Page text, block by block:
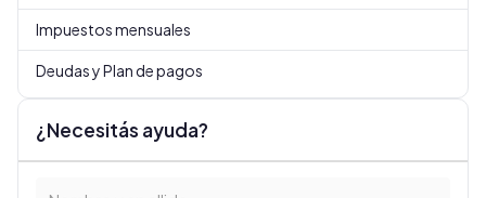
Impuestos mensuales
Deudas y Plan de pagos
¿Necesitás ayuda?